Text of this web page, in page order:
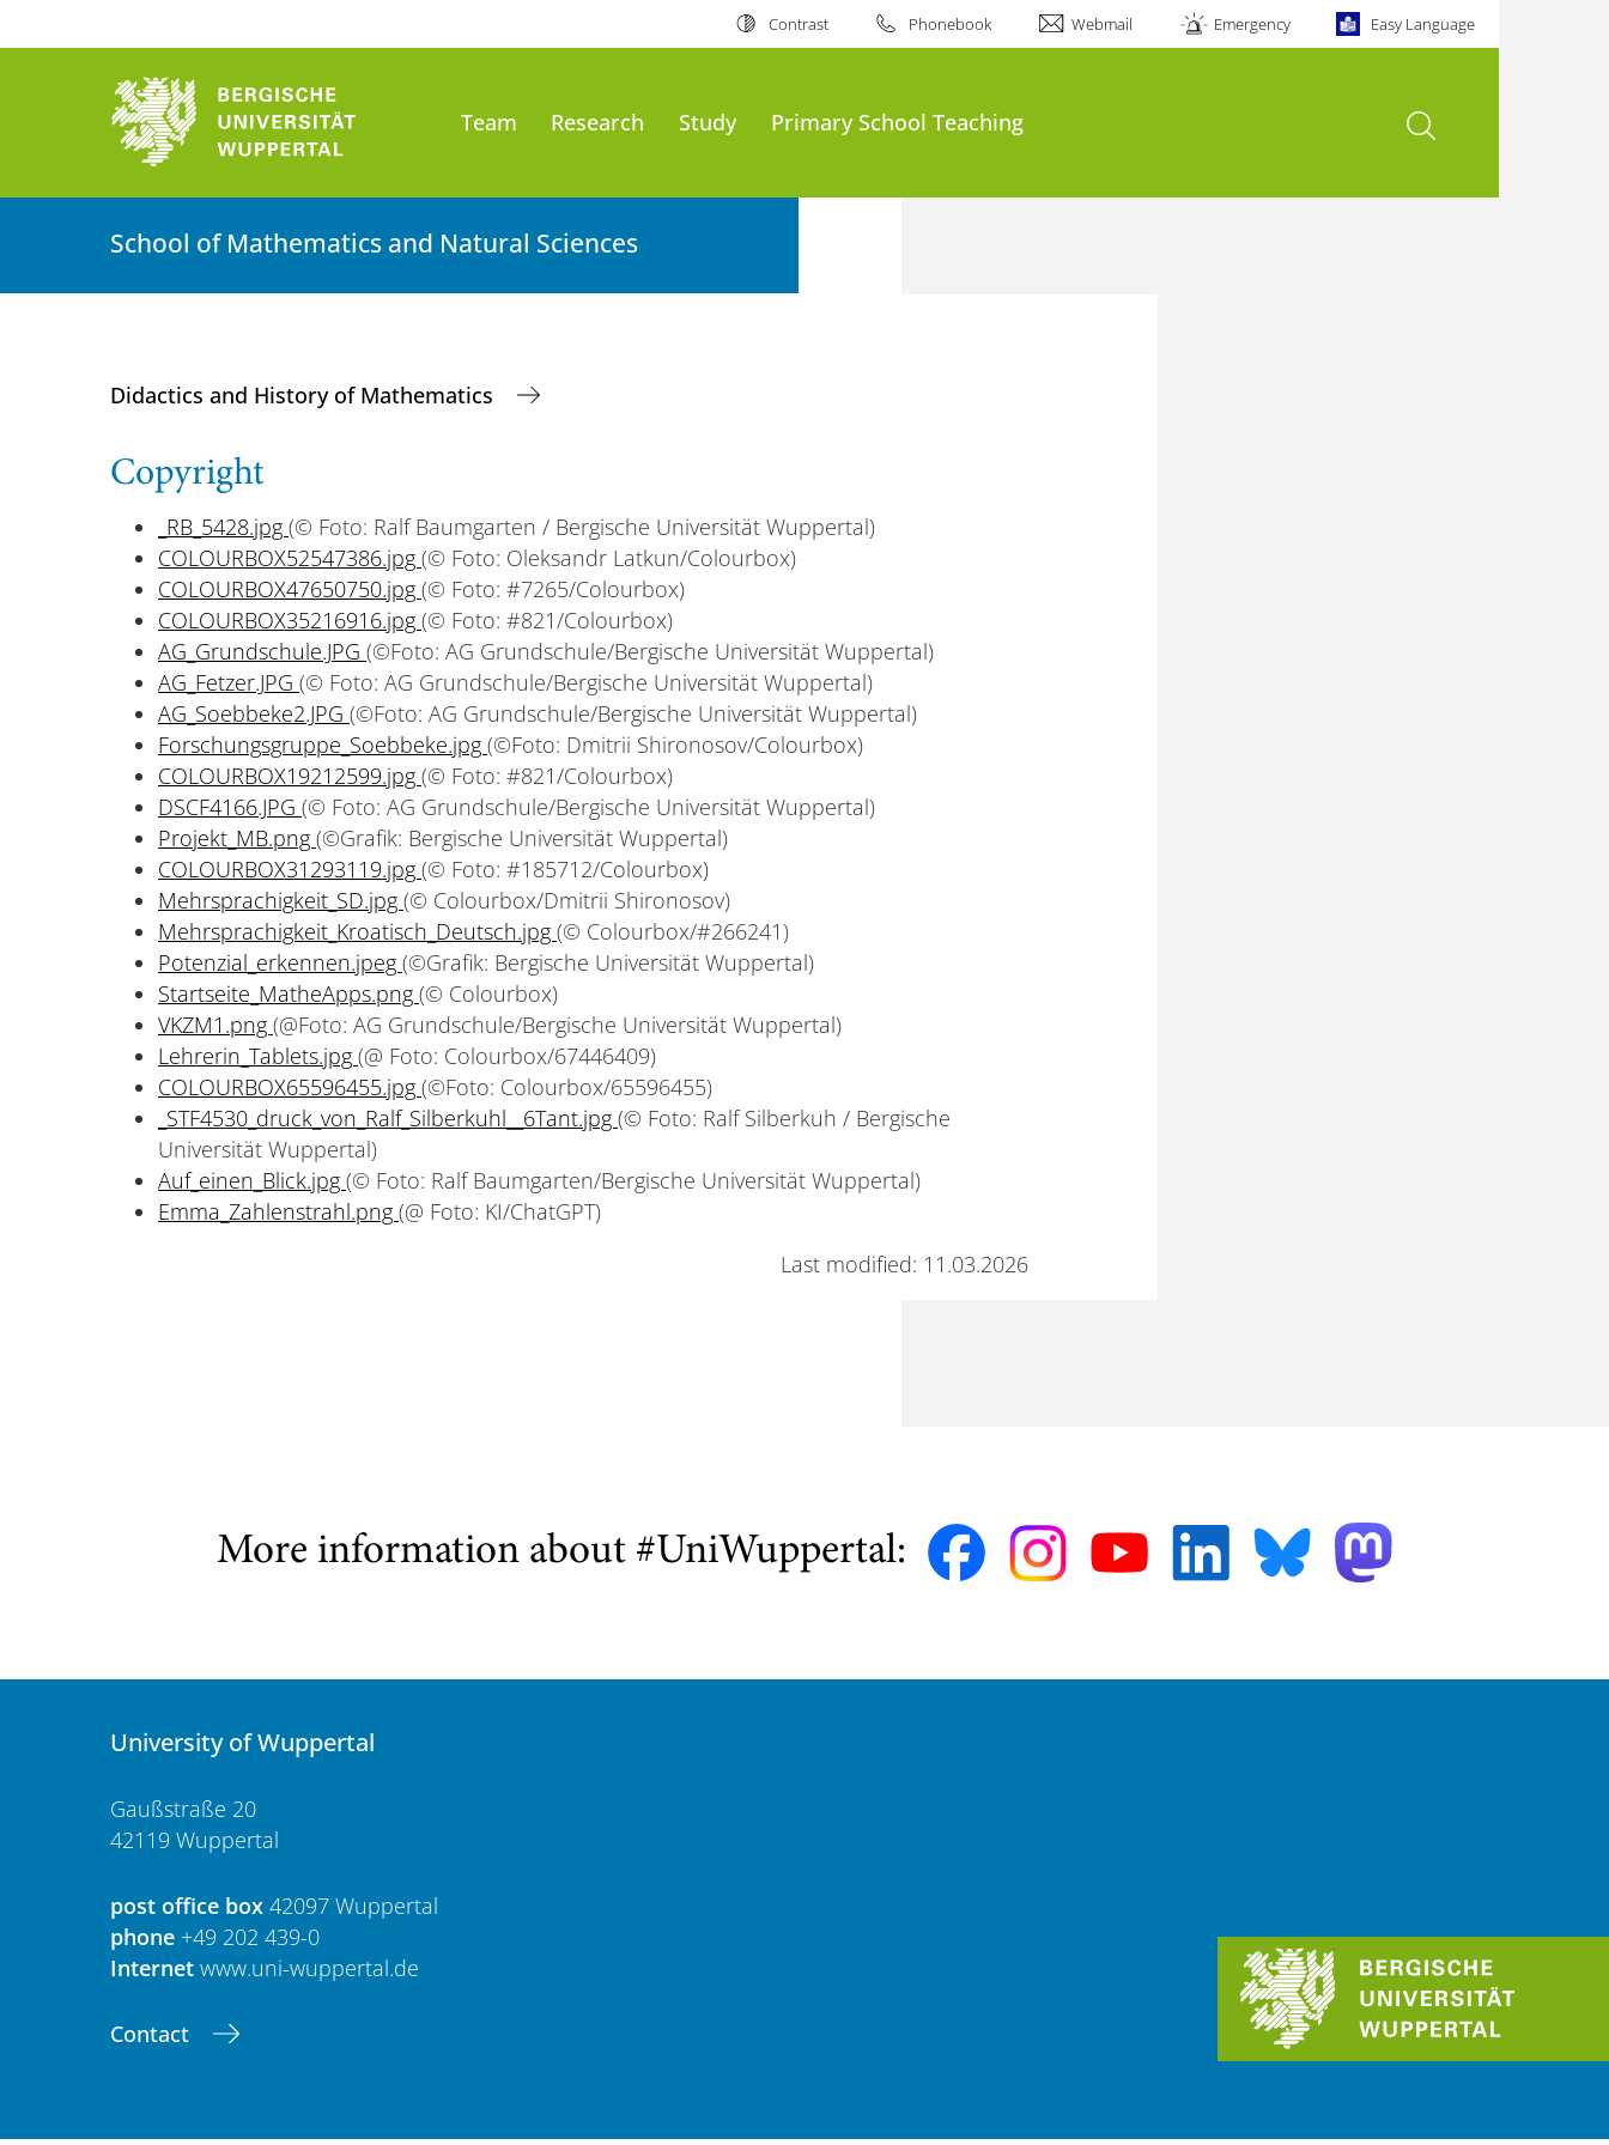
Contrast Phonebook Webmail Emergency Easy Language
Team Research Study Primary School Teaching open search
School of Mathematics and Natural Sciences
Didactics and History of Mathematics
Copyright
_RB_5428.jpg (© Foto: Ralf Baumgarten / Bergische Universität Wuppertal)
COLOURBOX52547386.jpg (© Foto: Oleksandr Latkun/Colourbox)
COLOURBOX47650750.jpg (© Foto: #7265/Colourbox)
COLOURBOX35216916.jpg (© Foto: #821/Colourbox)
AG_Grundschule.JPG (©Foto: AG Grundschule/Bergische Universität Wuppertal)
AG_Fetzer.JPG (© Foto: AG Grundschule/Bergische Universität Wuppertal)
AG_Soebbeke2.JPG (©Foto: AG Grundschule/Bergische Universität Wuppertal)
Forschungsgruppe_Soebbeke.jpg (©Foto: Dmitrii Shironosov/Colourbox)
COLOURBOX19212599.jpg (© Foto: #821/Colourbox)
DSCF4166.JPG (© Foto: AG Grundschule/Bergische Universität Wuppertal)
Projekt_MB.png (©Grafik: Bergische Universität Wuppertal)
COLOURBOX31293119.jpg (© Foto: #185712/Colourbox)
Mehrsprachigkeit_SD.jpg (© Colourbox/Dmitrii Shironosov)
Mehrsprachigkeit_Kroatisch_Deutsch.jpg (© Colourbox/#266241)
Potenzial_erkennen.jpeg (©Grafik: Bergische Universität Wuppertal)
Startseite_MatheApps.png (© Colourbox)
VKZM1.png (@Foto: AG Grundschule/Bergische Universität Wuppertal)
Lehrerin_Tablets.jpg (@ Foto: Colourbox/67446409)
COLOURBOX65596455.jpg (©Foto: Colourbox/65596455)
_STF4530_druck_von_Ralf_Silberkuhl__6Tant.jpg (© Foto: Ralf Silberkuh / Bergische
Universität Wuppertal)
Auf_einen_Blick.jpg (© Foto: Ralf Baumgarten/Bergische Universität Wuppertal)
Emma_Zahlenstrahl.png (@ Foto: KI/ChatGPT)
Last modified: 11.03.2026
More information about #UniWuppertal:
University of Wuppertal
Gaußstraße 20
42119 Wuppertal
post office box 42097 Wuppertal
phone +49 202 439-0
Internet www.uni-wuppertal.de
Contact